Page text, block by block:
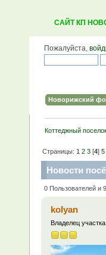
САЙТ КП
Пожалуйста,
Новорижский
Коттеджный
Страницы:1 2 3 [4]5
Новости
0 Пользователей и
kolyan
Владелец участка